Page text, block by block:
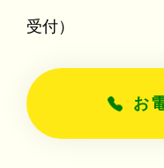
受付）
お